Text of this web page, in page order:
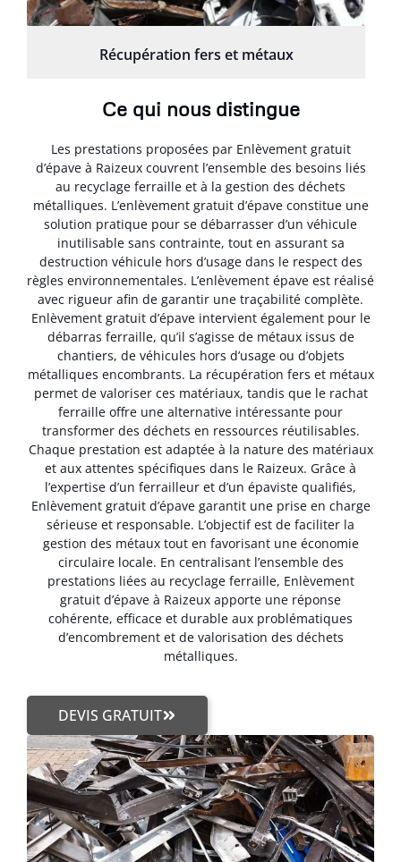
Récupération fers et métaux
Ce qui nous distingue
Les prestations proposées par Enlèvement gratuit
d’épave à Raizeux couvrent l’ensemble des besoins liés
au recyclage ferraille et à la gestion des déchets
métalliques. L’enlèvement gratuit d’épave constitue une
solution pratique pour se débarrasser d’un véhicule
inutilisable sans contrainte, tout en assurant sa
destruction véhicule hors d’usage dans le respect des
règles environnementales. L’enlèvement épave est réalisé
avec rigueur afin de garantir une traçabilité complète.
Enlèvement gratuit d’épave intervient également pour le
débarras ferraille, qu’il s’agisse de métaux issus de
chantiers, de véhicules hors d’usage ou d’objets
métalliques encombrants. La récupération fers et métaux
permet de valoriser ces matériaux, tandis que le rachat
ferraille offre une alternative intéressante pour
transformer des déchets en ressources réutilisables.
Chaque prestation est adaptée à la nature des matériaux
et aux attentes spécifiques dans le Raizeux. Grâce à
l’expertise d’un ferrailleur et d’un épaviste qualifiés,
Enlèvement gratuit d’épave garantit une prise en charge
sérieuse et responsable. L’objectif est de faciliter la
gestion des métaux tout en favorisant une économie
circulaire locale. En centralisant l’ensemble des
prestations liées au recyclage ferraille, Enlèvement
gratuit d’épave à Raizeux apporte une réponse
cohérente, efficace et durable aux problématiques
d’encombrement et de valorisation des déchets
métalliques.
DEVIS GRATUIT